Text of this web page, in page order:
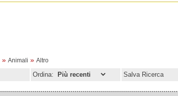
» Animali » Altro
Ordina: Salva Ricerca